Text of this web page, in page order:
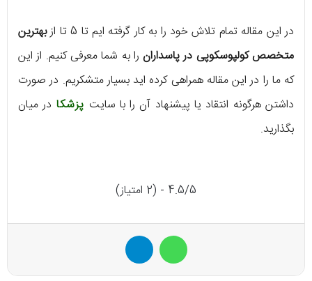
در این مقاله تمام تلاش خود را به کار گرفته ایم تا 5 تا از
بهترین
متخصص کولپوسکوپی در پاسداران را به شما معرفی کنیم. از این
که ما را در این مقاله همراهی کرده اید بسیار متشکریم. در صورت
داشتن هرگونه انتقاد یا پیشنهاد آن را با سایت پزشکا در میان
بگذارید.
4.5/5 - (2 امتیاز)
واتس آپ